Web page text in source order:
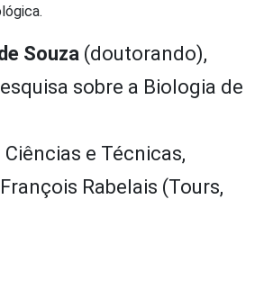
Souza (doutorando),
sobre a Biologia de
e Técnicas,
Rabelais (Tours,